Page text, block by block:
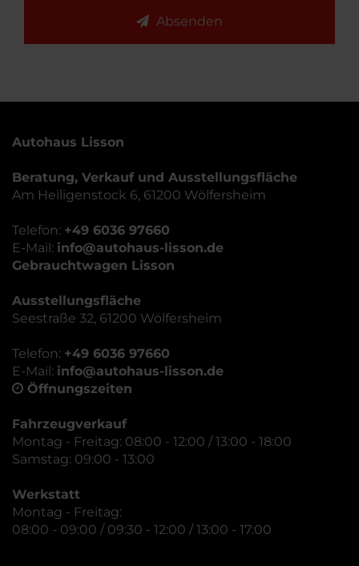
Absenden
Autohaus Lisson
Beratung, Verkauf und Ausstellungsfläche
Am Heiligenstock 6, 61200 Wölfersheim
Telefon: +49 6036 97660
E-Mail: info@autohaus-lisson.de
Gebrauchtwagen Lisson
Ausstellungsfläche
Seestraße 32, 61200 Wölfersheim
Telefon: +49 6036 97660
E-Mail: info@autohaus-lisson.de
Öffnungszeiten
Fahrzeugverkauf
Montag - Freitag: 08:00 - 12:00 / 13:00 - 18:00
Samstag: 09:00 - 13:00
Werkstatt
Montag - Freitag:
08:00 - 09:00 / 09:30 - 12:00 / 13:00 - 17:00